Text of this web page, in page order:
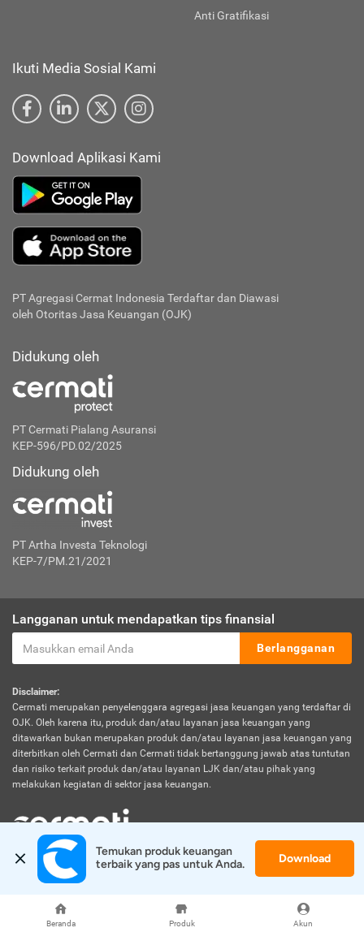
Beranda Produk Akun
Anti Gratifikasi
Ikuti Media Sosial Kami
Download Aplikasi Kami
PT Agregasi Cermat Indonesia Terdaftar dan Diawasi
oleh Otoritas Jasa Keuangan (OJK)
Didukung oleh
PT Cermati Pialang Asuransi
KEP-596/PD.02/2025
Didukung oleh
PT Artha Investa Teknologi
KEP-7/PM.21/2021
Langganan untuk mendapatkan tips finansial
Berlangganan
Disclaimer:
Cermati merupakan penyelenggara agregasi jasa keuangan yang terdaftar di
OJK. Oleh karena itu, produk dan/atau layanan jasa keuangan yang
ditawarkan bukan merupakan produk dan/atau layanan jasa keuangan yang
diterbitkan oleh Cermati dan Cermati tidak bertanggung jawab atas tuntutan
dan risiko terkait produk dan/atau layanan LJK dan/atau pihak yang
melakukan kegiatan di sektor jasa keuangan.
© 2026 Cermati. All Rights Reserved.
Temukan produk keuangan
terbaik yang pas untuk Anda.
Download